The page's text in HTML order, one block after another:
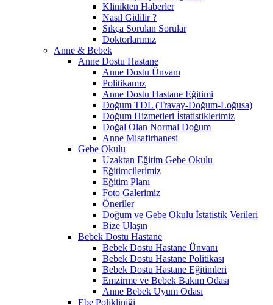
Klinikten Haberler
Nasıl Gidilir ?
Sıkça Sorulan Sorular
Doktorlarımız
Anne & Bebek
Anne Dostu Hastane
Anne Dostu Ünvanı
Politikamız
Anne Dostu Hastane Eğitimi
Doğum TDL (Travay-Doğum-Loğusa)
Doğum Hizmetleri İstatistiklerimiz
Doğal Olan Normal Doğum
Anne Misafirhanesi
Gebe Okulu
Uzaktan Eğitim Gebe Okulu
Eğitimcilerimiz
Eğitim Planı
Foto Galerimiz
Öneriler
Doğum ve Gebe Okulu İstatistik Verileri
Bize Ulaşın
Bebek Dostu Hastane
Bebek Dostu Hastane Ünvanı
Bebek Dostu Hastane Politikası
Bebek Dostu Hastane Eğitimleri
Emzirme ve Bebek Bakım Odası
Anne Bebek Uyum Odası
Ebe Polikliniği